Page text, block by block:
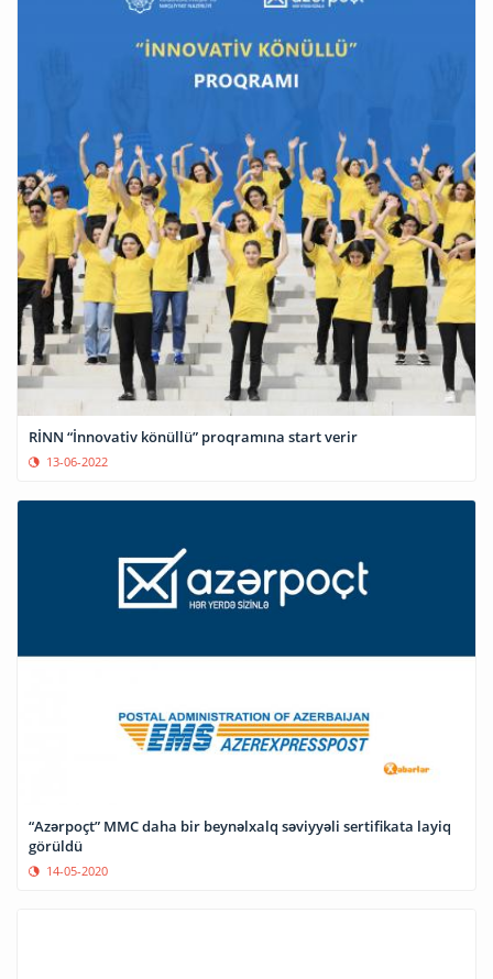
RİNN “İnnovativ könüllü” proqramına start verir
13-06-2022
“Azərpoçt” MMC daha bir beynəlxalq səviyyəli sertifikata layiq
görüldü
14-05-2020